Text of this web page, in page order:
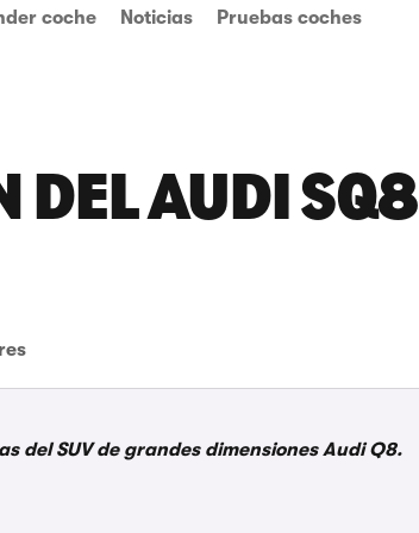
coche Noticias Pruebas coches
DEL AUDI SQ8
del SUV de grandes dimensiones Audi Q8.